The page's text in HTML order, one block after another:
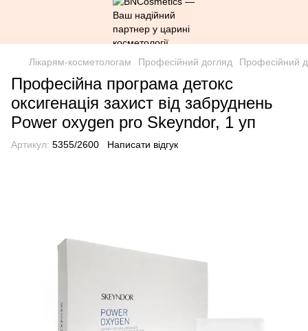
Лікарям-косметологам Професійний догляд Професійний
Професійна програма детокс
оксигенація захист від забруднень
Power oxygen pro Skeyndor, 1 уп
Артикул: 5355/2600 Написати відгук